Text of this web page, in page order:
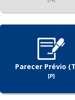
Parecer Prévio
[P]